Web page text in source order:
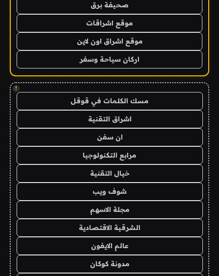
صحيفة برق
موقع اشراقات
موقع اشراق اون لاين
اركان سياحة وسفر
!
مسك الكلمات في قوقل
اشراق التقنية
ان سفن
مرابع التكنولوجيا
خيال التقنية
شوف ويب
مجلة الاسهم
الشرقية الاقتصادية
عالم الايفون
مدونة كوكان